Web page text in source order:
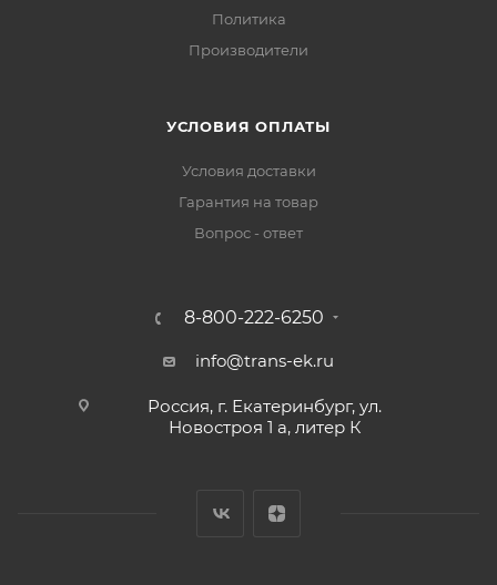
Политика
Производители
УСЛОВИЯ ОПЛАТЫ
Условия доставки
Гарантия на товар
Вопрос - ответ
8-800-222-6250
info@trans-ek.ru
Россия, г. Екатеринбург, ул.
Новостроя 1 а, литер К